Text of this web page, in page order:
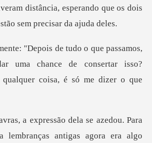
sperando que os dois
,
uma chance de consertar isso?
lembranças antigas agora era algo